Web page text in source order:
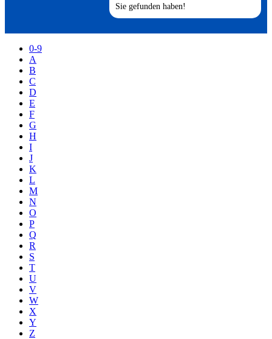
Sie gefunden haben!
0-9
A
B
C
D
E
F
G
H
I
J
K
L
M
N
O
P
Q
R
S
T
U
V
W
X
Y
Z